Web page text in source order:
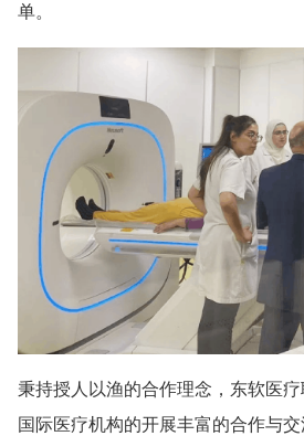
单。
秉持授人以渔的合作理念，东软医
国际医疗机构的开展丰富的合作与